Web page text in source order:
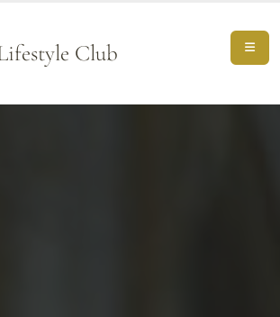
Club